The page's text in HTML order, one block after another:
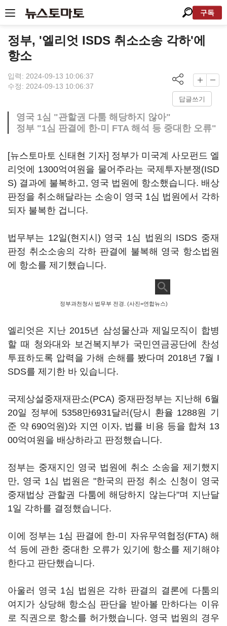
구독
정부, '엘리엇 ISDS 취소소송 각하'에
항소
입력: 2024-09-13 10:06:37
수정: 2024-09-13 10:06:37
답글쓰기
영국 1심 "관할권 다툼 해당하지 않아"
정부 "1심 판결에 한-미 FTA 해석 등 중대한 오류"
[뉴스토마토 신태현 기자] 정부가 미국계 사모펀드 엘
리엇에 1300억여원을 물어주라는 국제투자분쟁(ISD
S) 결과에 불복하고, 영국 법원에 항소했습니다. 배상
판정을 취소해달라는 소송이 영국 1심 법원에서 각하
되자 불복한 겁니다.
법무부는 12일(현지시) 영국 1심 법원의 ISDS 중재
판정 취소소송의 각하 판결에 불복해 영국 항소법원
에 항소를 제기했습니다.
정부과천청사 법무부 전경. (사진=연합뉴스)
엘리엇은 지난 2015년 삼성물산과 제일모직이 합병
할 때 청와대와 보건복지부가 국민연금공단에 찬성
투표하도록 압력을 가해 손해를 봤다며 2018년 7월 I
SDS를 제기한 바 있습니다.
국제상설중재재판소(PCA) 중재판정부는 지난해 6월
20일 정부에 5358만6931달러(당시 환율 1288원 기
준 약 690억원)와 지연 이자, 법률 비용 등을 합쳐 13
00억여원을 배상하라고 판정했습니다.
정부는 중재지인 영국 법원에 취소 소송을 제기했지
만, 영국 1심 법원은 "한국의 판정 취소 신청이 영국
중재법상 관할권 다툼에 해당하지 않는다"며 지난달
1일 각하를 결정했습니다.
이에 정부는 1심 판결에 한-미 자유무역협정(FTA) 해
석 등에 관한 중대한 오류가 있기에 항소를 제기해야
한다고 판단했습니다.
아울러 영국 1심 법원은 각하 판결의 결론에 다툼의
여지가 상당해 항소심 판단을 받아볼 만하다는 이유
로 직권으로 항소를 허가했습니다. 영국 법원의 경우